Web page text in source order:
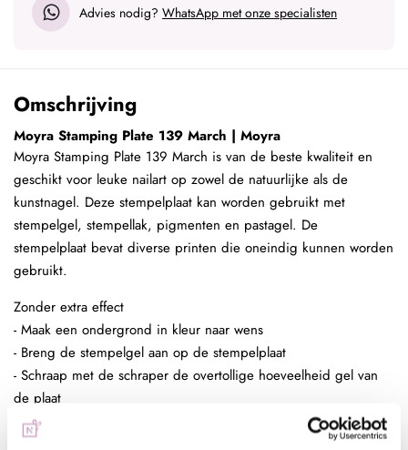
Advies nodig? WhatsApp met onze specialisten
Omschrijving
Moyra Stamping Plate 139 March | Moyra
Moyra Stamping Plate 139 March is van de beste kwaliteit en
geschikt voor leuke nailart op zowel de natuurlijke als de
kunstnagel. Deze stempelplaat kan worden gebruikt met
stempelgel, stempellak, pigmenten en pastagel. De
stempelplaat bevat diverse printen die oneindig kunnen worden
gebruikt.
Zonder extra effect
- Maak een ondergrond in kleur naar wens
- Breng de stempelgel aan op de stempelplaat
- Schraap met de schraper de overtollige hoeveelheid gel van
de plaat
- Duw de stempelaar op de stempelplaat
- Plaats de stempelaar op de nagel